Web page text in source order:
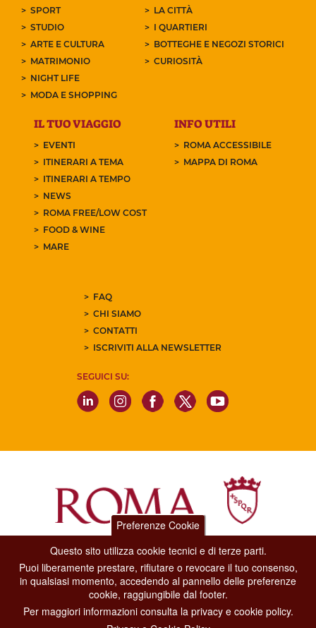
SPORT
STUDIO
ARTE E CULTURA
MATRIMONIO
NIGHT LIFE
MODA E SHOPPING
LA CITTÀ
I QUARTIERI
BOTTEGHE E NEGOZI STORICI
CURIOSITÀ
IL TUO VIAGGIO
EVENTI
ITINERARI A TEMA
ITINERARI A TEMPO
NEWS
ROMA FREE/LOW COST
FOOD & WINE
MARE
INFO UTILI
ROMA ACCESSIBILE
MAPPA DI ROMA
FAQ
CHI SIAMO
CONTATTI
ISCRIVITI ALLA NEWSLETTER
SEGUICI SU:
Dipartimento Grandi Eventi, Sport, Turismo e Moda.
Via di San Basilio, 51
00187 Roma
CONTACT CENTER TEL. 06 06 08
Preferenze Cookie
Questo sito utilizza cookie tecnici e di terze parti.
Puoi liberamente prestare, rifiutare o revocare il tuo consenso,
in qualsiasi momento, accedendo al pannello delle preferenze
cookie, raggiungibile dal footer.
Per maggiori informazioni consulta la privacy e cookie policy.